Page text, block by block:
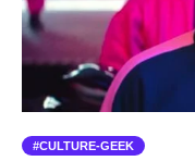
CULTURE-GEEK